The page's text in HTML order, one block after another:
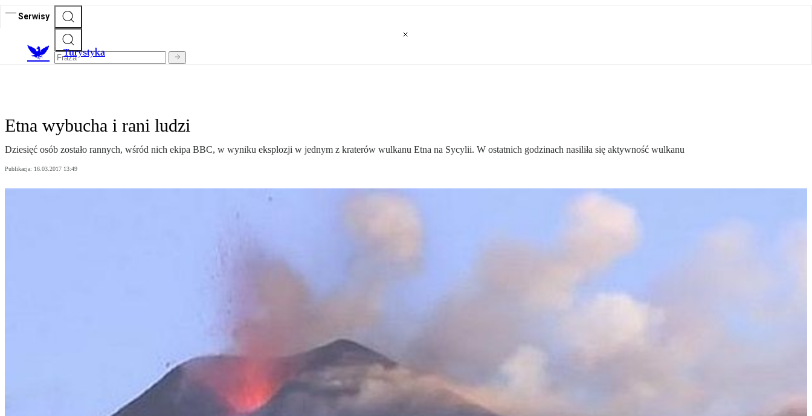
Serwisy
Turystyka
Etna wybucha i rani ludzi
Dziesięć osób zostało rannych, wśród nich ekipa BBC, w wyniku eksplozji w jednym z kraterów wulkanu Etna na Sycylii. W ostatnich godzinach nasiliła się aktywność wulkanu
Publikacja: 16.03.2017 13:49